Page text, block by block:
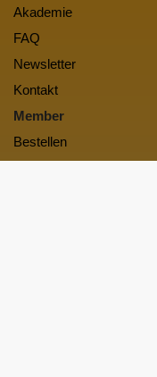
Akademie
FAQ
Newsletter
Kontakt
Member
Bestellen